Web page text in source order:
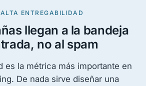
ALTA ENTREGABILIDAD
llegan a la bandeja
no al spam
es la métrica más importante en
De nada sirve diseñar una